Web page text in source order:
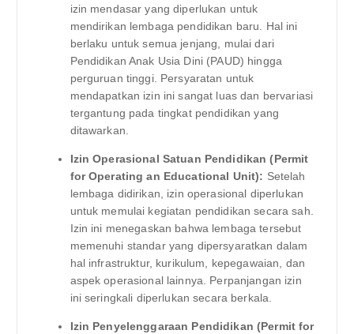
izin mendasar yang diperlukan untuk
mendirikan lembaga pendidikan baru. Hal ini
berlaku untuk semua jenjang, mulai dari
Pendidikan Anak Usia Dini (PAUD) hingga
perguruan tinggi. Persyaratan untuk
mendapatkan izin ini sangat luas dan bervariasi
tergantung pada tingkat pendidikan yang
ditawarkan.
Izin Operasional Satuan Pendidikan (Permit
for Operating an Educational Unit): Setelah
lembaga didirikan, izin operasional diperlukan
untuk memulai kegiatan pendidikan secara sah.
Izin ini menegaskan bahwa lembaga tersebut
memenuhi standar yang dipersyaratkan dalam
hal infrastruktur, kurikulum, kepegawaian, dan
aspek operasional lainnya. Perpanjangan izin
ini seringkali diperlukan secara berkala.
Izin Penyelenggaraan Pendidikan (Permit for